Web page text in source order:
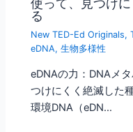
る
New TED-Ed Originals,
eDNA,生物多様性
eDNAの力：DNAメ
つけにくく絶滅した
環境DNA（eDN…